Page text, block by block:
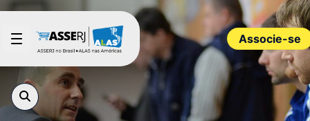
Pular para o Conteúdo principal
Associe-se